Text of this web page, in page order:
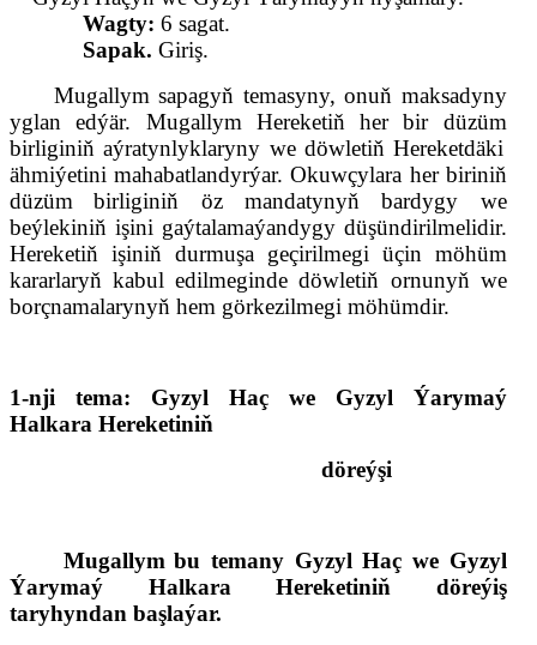
Wagty: 6 sagat.
Sapak. Giriş.
Mugallym sapagyň temasyny, onuň maksadyny
yglan edýär. Mugallym Hereketiň her bir düzüm
birliginiň aýratynlyklaryny we döwletiň Hereketdäki
ähmiýetini mahabatlandyrýar. Okuwçylara her biriniň
düzüm
birliginiň öz mandatynyň bardygy we
beýlekiniň işini gaýtalamaýandygy düşündirilmelidir.
Hereketiň işiniň durmuşa geçirilmegi üçin möhüm
kararlaryň kabul edilmeginde döwletiň ornunyň we
borçnamalarynyň hem görkezilmegi möhümdir.
1-nji tema: Gyzyl Haç we Gyzyl Ýarymaý
Halkara Hereketiniň
döreýşi
Mugallym bu temany Gyzyl Haç we Gyzyl
Ýarymaý HalkaraHereketiniň döreýiş
taryhyndan başlaýar.